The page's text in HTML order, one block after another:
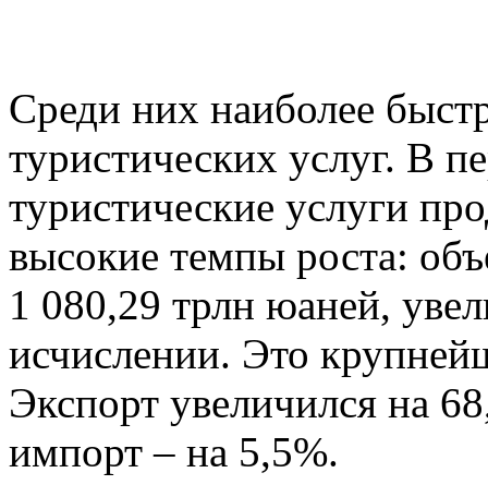
Среди них наиболее
туристических услуг. В
туристические услуги
высокие темпы роста:
1 080,29 трлн юаней,
исчислении. Это
Экспорт увеличился на
импорт – на 5,5%.